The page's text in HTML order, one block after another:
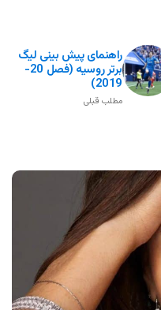
راهنمای پیش بینی لیگ
برتر روسیه (فصل 20-
2019)
مطلب قبلی